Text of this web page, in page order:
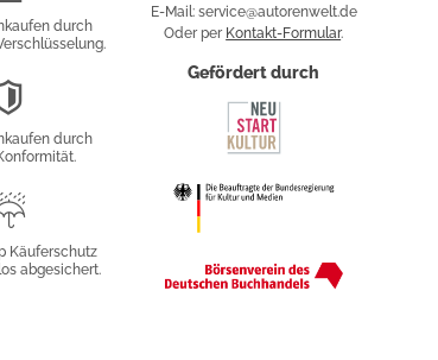
Verschlüsselung
durch
durch
Käuferschutz
Käuferschutz
abgesichert.
E-Mail: service@autorenwelt.de
Oder per Kontakt-Formular.
Gefördert durch